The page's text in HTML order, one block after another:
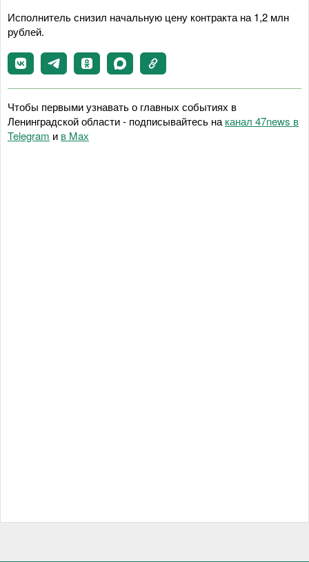
Исполнитель снизил начальную цену контракта на 1,2 млн
рублей.
Чтобы первыми узнавать о главных событиях в
Ленинградской области - подписывайтесь на канал 47news в
Telegram и в Maх